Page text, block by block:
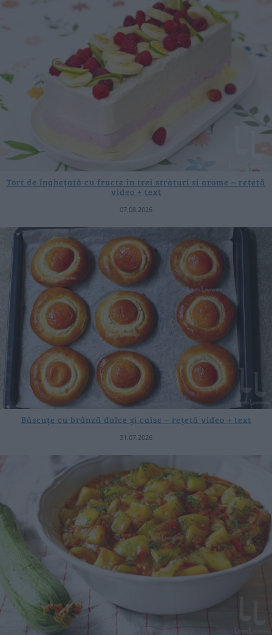
Tort de înghețată cu fructe în trei straturi și arome – rețetă
video + text
07.08.2026
Băscuțe cu brânză dulce și caise – rețetă video + text
31.07.2026